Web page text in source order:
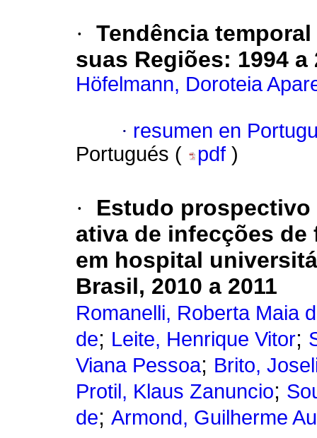
· Tendência
suas Regiões: 1994 a
Höfelmann, Doroteia
· resumen en
Portugués (
pdf )
·
Estudo
ativa de infecções
em hospital
Brasil, 2010 a 2011
Romanelli, Roberta Maia
de; Leite, Henrique Vitor;
Viana Pessoa; Brito,
Protil, Klaus Zanuncio;
de; Armond, Guilherme